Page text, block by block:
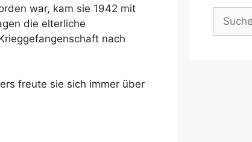
war, kam sie 1942 mit
die elterliche
nach
freute sie sich immer über
nach: